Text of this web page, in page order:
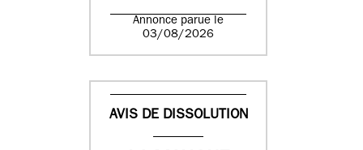
Annonce parue le
03/08/2026
AVIS DE DISSOLUTION